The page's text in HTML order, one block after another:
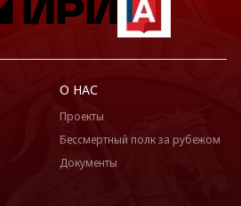
О НАС
Проекты
Бессмертный полк за рубежом
Документы